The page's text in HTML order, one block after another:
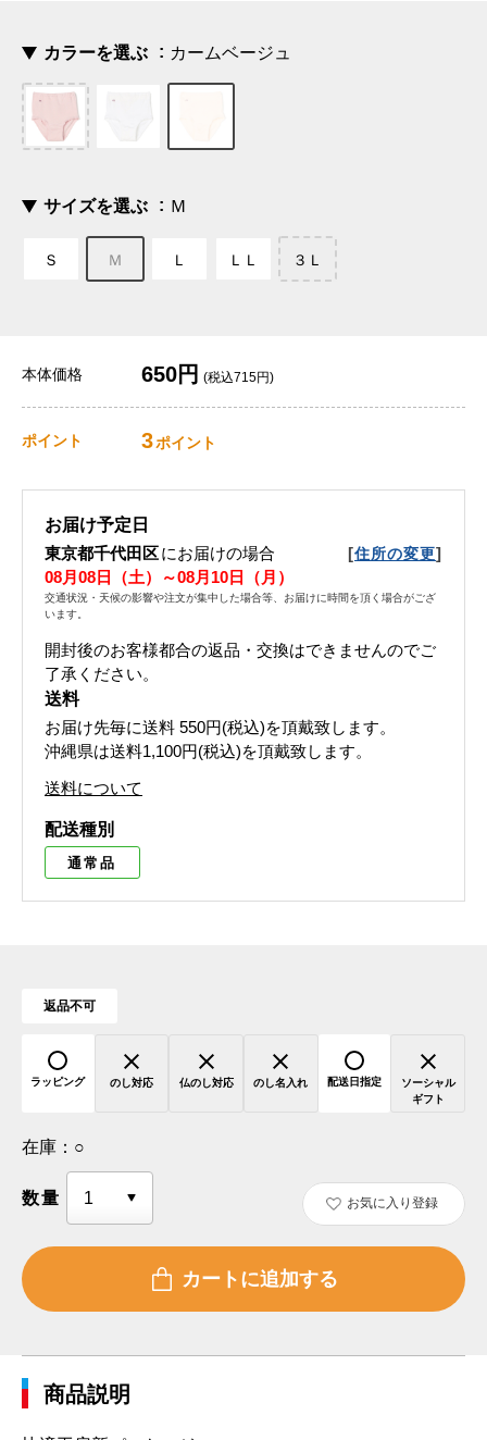
カラーを選ぶ カームベージュ
サイズを選ぶ Ｍ
Ｓ Ｍ Ｌ ＬＬ ３Ｌ
本体価格 650円 (税込715円)
ポイント 3ポイント
お届け予定日
東京都千代田区にお届けの場合 [住所の変更]
08月08日（土）～08月10日（月）
交通状況・天候の影響や注文が集中した場合等、お届けに時間を頂く場合がござ
います。
開封後のお客様都合の返品・交換はできませんのでご
了承ください。
送料
お届け先毎に送料 550円(税込)を頂戴致します。
沖縄県は送料1,100円(税込)を頂戴致します。
送料について
配送種別
通常品
返品不可
ラッピング のし対応 仏のし対応 のし名入れ 配送日指定
ソーシャル
ギフト
在庫： ○
数量 お気に入り登録
商品説明